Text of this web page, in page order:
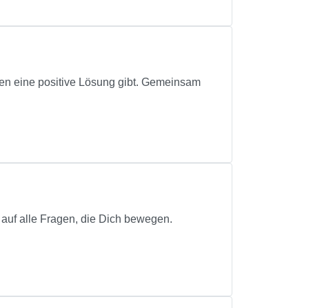
eine positive Lösung gibt. Gemeinsam
alle Fragen, die Dich bewegen.